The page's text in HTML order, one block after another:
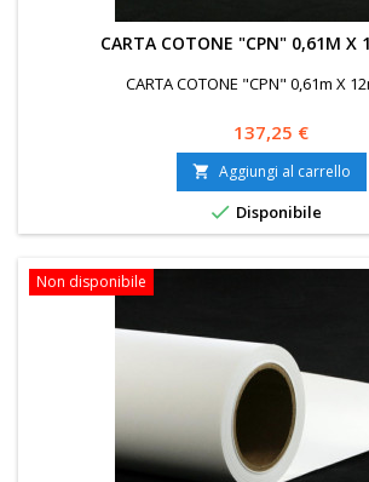
CARTA COTONE "CPN" 0,61M X
CARTA COTONE "CPN" 0,61m X
Prezzo
137,25 €
 Aggiungi al carrello
 Disponibile
Non disponibile